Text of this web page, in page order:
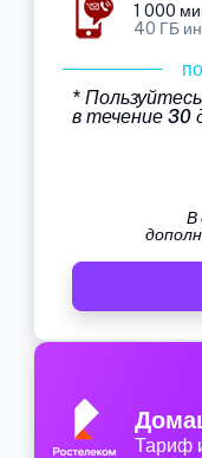
1 000
40 ГБ
*
в течение 30
В
Тариф